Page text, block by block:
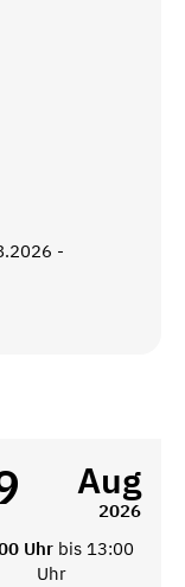
-
Aug
2026
Uhr bis 13:00
Uhr